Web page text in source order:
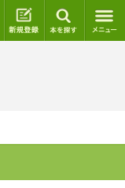
ログイン 新規登録